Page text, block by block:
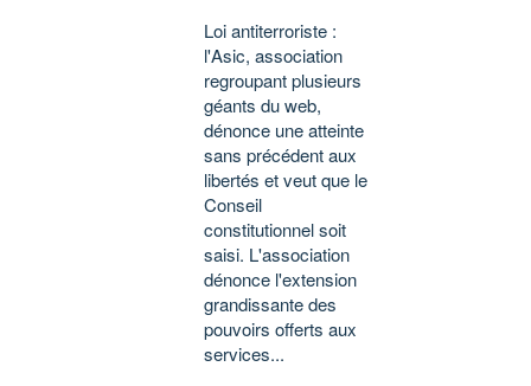
Loi antiterroriste :
l'Asic, association
regroupant plusieurs
géants du web,
dénonce une atteinte
sans précédent aux
libertés et veut que le
Conseil
constitutionnel soit
saisi. L'association
dénonce l'extension
grandissante des
pouvoirs offerts aux
services...